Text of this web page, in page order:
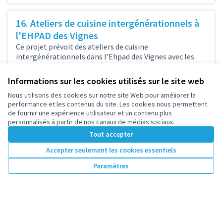
Informations sur les cookies utilisés sur le site web
Nous utilisons des cookies sur notre site Web pour améliorer la
performance et les contenus du site. Les cookies nous permettent
de fournir une expérience utilisateur et un contenu plus
personnalisés à partir de nos canaux de médias sociaux.
Tout accepter
Accepter seulement les cookies essentiels
Paramètres
16. Ateliers de cuisine intergénérationnels à
l'EHPAD des Vignes
Ce projet prévoit des ateliers de cuisine
intergénérationnels dans l’Ehpad des Vignes avec les
résidents et les enfants des centres...
Santé, Solidarité, Intergénérationnel Plateau - Mont-Valérien
3 870 €
Résultats par page : 100
1 2